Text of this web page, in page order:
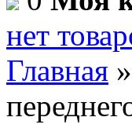
нет
Главная »